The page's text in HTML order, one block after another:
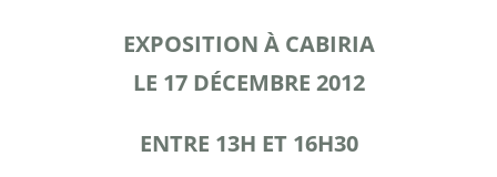
EXPOSITION À CABIRIA
LE 17 DÉCEMBRE 2012
ENTRE 13H ET 16H30